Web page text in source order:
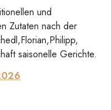
und
Zutaten nach der
saisonelle Gerichte.